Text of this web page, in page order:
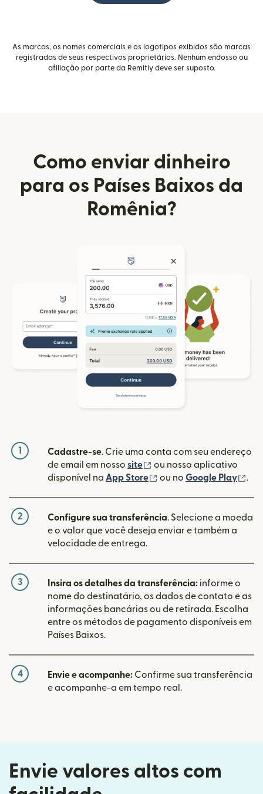
As marcas, os nomes comerciais e os logotipos exibidos são marcas
registradas de seus respectivos proprietários. Nenhum endosso ou
afiliação por parte da Remitly deve ser suposto.
Como enviar dinheiro
para os Países Baixos da
Romênia?
1 Cadastre-se. Crie uma conta com seu endereço
de email em nosso site (abre em uma nova
ou nosso aplicativo
disponível na App Store (abre em uma nova
ou no Google Play .
2 Configure sua transferência. Selecione a moeda
e o valor que você deseja enviar e também a
velocidade de entrega.
3 Insira os detalhes da transferência: informe o
nome do destinatário, os dados de contato e as
informações bancárias ou de retirada. Escolha
entre os métodos de pagamento disponíveis em
Países Baixos.
4 Envie e acompanhe: Confirme sua transferência
e acompanhe-a em tempo real.
Envie valores altos com